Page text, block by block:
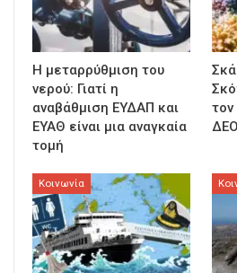
Η μεταρρύθμιση του
νερού: Γιατί η
αναβάθμιση ΕΥΔΑΠ και
ΕΥΑΘ είναι μια αναγκαία
τομή
τον
Κοινωνία